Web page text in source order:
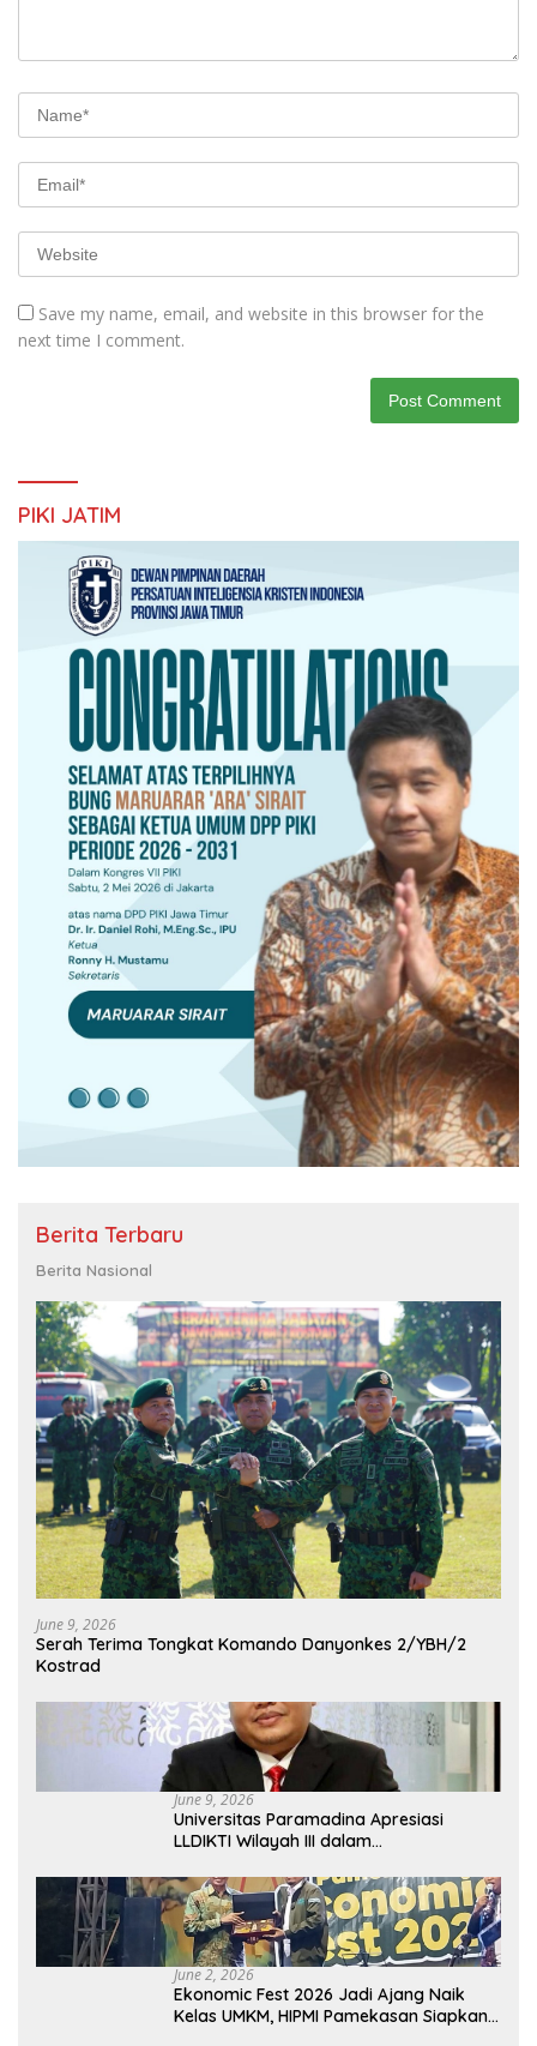
Save my name, email, and website in this browser for the
next time I comment.
PIKI JATIM
Berita Terbaru
Berita Nasional
June 9, 2026
Serah Terima Tongkat Komando Danyonkes 2/YBH/2
Kostrad
June 9, 2026
Universitas Paramadina Apresiasi
LLDIKTI Wilayah III dalam
Tinggi Swasta
June 2, 2026
Ekonomic Fest 2026 Jadi Ajang Naik
Kelas UMKM, HIPMI Pamekasan Siapkan